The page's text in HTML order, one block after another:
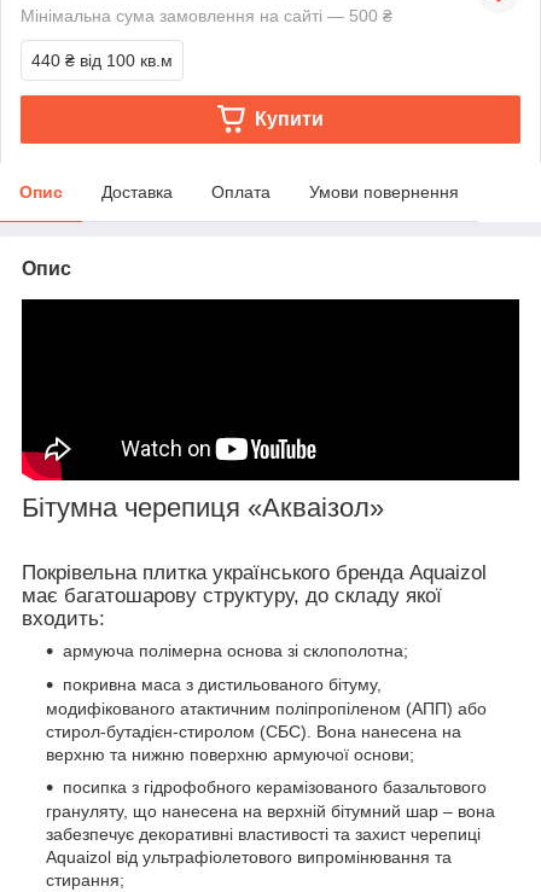
Мінімальна сума замовлення на сайті — 500 ₴
440 ₴ від 100 кв.м
Купити
Опис Доставка Оплата Умови повернення
Опис
Бітумна черепиця «Акваізол»
Покрівельна плитка українського бренда Aquaizol
має багатошарову структуру, до складу якої
входить:
армуюча полімерна основа зі склополотна;
покривна маса з дистильованого бітуму,
модифікованого атактичним поліпропіленом (АПП) або
стирол-бутадієн-стиролом (СБС). Вона нанесена на
верхню та нижню поверхню армуючої основи;
посипка з гідрофобного керамізованого базальтового
грануляту, що нанесена на верхній бітумний шар – вона
забезпечує декоративні властивості та захист черепиці
Aquaizol від ультрафіолетового випромінювання та
стирання;